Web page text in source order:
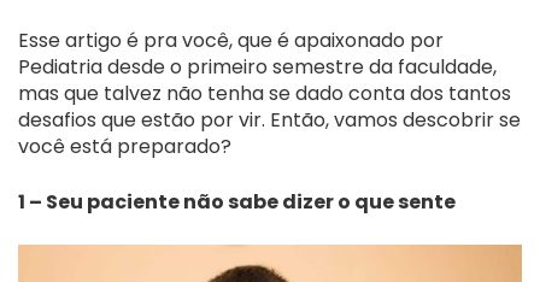
Esse artigo é pra você, que é apaixonado por
Pediatria desde o primeiro semestre da faculdade,
mas que talvez não tenha se dado conta dos tantos
desafios que estão por vir. Então, vamos descobrir se
você está preparado?
1 – Seu paciente não sabe dizer o que sente